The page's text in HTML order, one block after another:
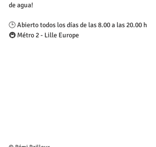
de agua!
🕒 Abierto todos los días de las 8.00 a las 20.00 h
🚇 Métro 2 - Lille Europe